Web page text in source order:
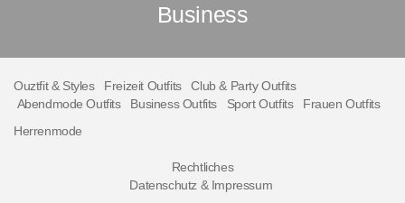
Business
Ouztfit & Styles Freizeit Outfits
Club & Party Outfits
Abendmode Outfits
Business Outfits Sport Outfits
Frauen Outfits
Herrenmode
Rechtliches
Datenschutz & Impressum